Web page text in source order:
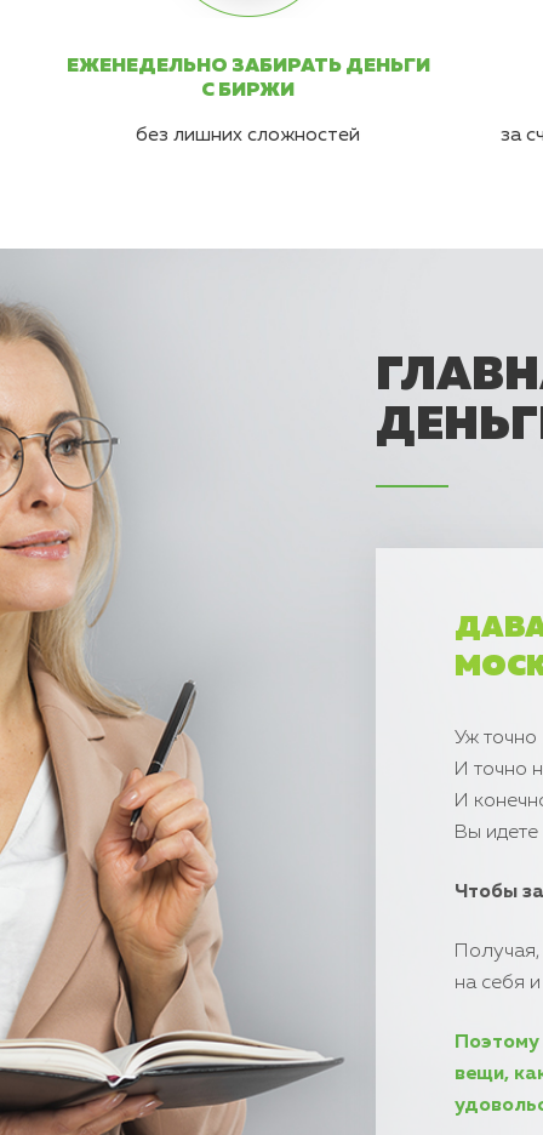
ЕЖЕНЕДЕЛЬНО ЗАБИРАТЬ ДЕНЬГИ
С БИРЖИ
без лишних сложностей за
Уж точно
И точно
И
Вы
Чтобы
на себя
Поэтому
вещи,